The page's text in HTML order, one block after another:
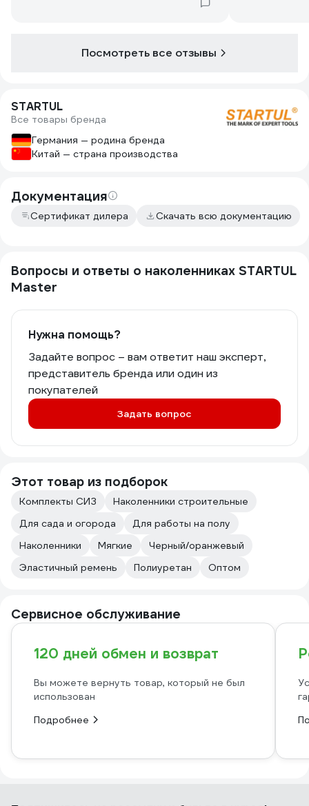
Посмотреть все отзывы
STARTUL
Все товары бренда
Германия — родина бренда
Китай — страна производства
Документация
Сертификат дилера Скачать всю документацию
Вопросы и ответы о наколенниках STARTUL
Master
Нужна помощь?
Задайте вопрос – вам ответит наш эксперт,
представитель бренда или один из
покупателей
Задать вопрос
Этот товар из подборок
Комплекты СИЗ
Наколенники строительные
Для сада и огорода
Для работы на полу
Наколенники
Мягкие
Черный/оранжевый
Эластичный ремень
Полиуретан Оптом
Сервисное обслуживание
120 дней обмен и возврат
Вы можете вернуть товар, который не был
использован
Подробнее